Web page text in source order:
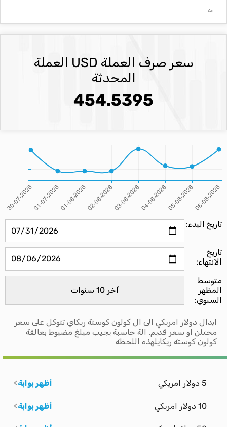
Ad
سعر صرف العملة USD العملة
المحدثة
454.5395
تاريخ البدء:
تاريخ
الانتهاء:
متوسط ​​
المظهر
السنوي:
ابدال دولار امريكي الى ال كولون كوستة ريكاي تتوكل على سعر
محتلن او سعر قديم. الة حاسبة يجيب مبلغ مضبوط بعالقة
كولون كوستة ريكايلهذه اللحظة
5 دولار امريكي أظهر بوابة
10 دولار امريكي أظهر بوابة